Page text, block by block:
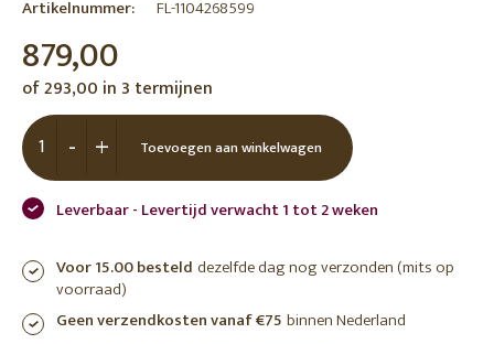
Artikelnummer:
FL-1104268599
879,00
of 293,00 in 3 termijnen
+
- Toevoegen aan winkelwagen
Leverbaar - Levertijd verwacht 1 tot 2 weken
Voor 15.00 besteld dezelfde dag nog verzonden (mits op
voorraad)
Geen verzendkosten vanaf €75 binnen Nederland